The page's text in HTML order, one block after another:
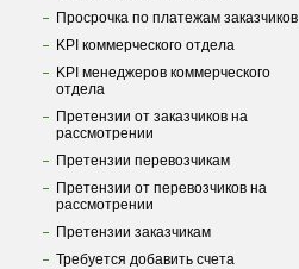
Просрочка по платежам заказчиков
KPI коммерческого отдела
KPI менеджеров коммерческого
отдела
Претензии от заказчиков на
рассмотрении
Претензии перевозчикам
Претензии от перевозчиков на
рассмотрении
Претензии заказчикам
Требуется добавить счета